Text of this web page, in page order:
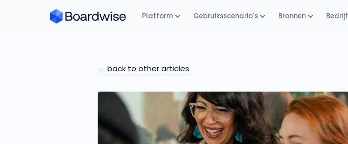
Platform Gebruiksscenario's Bronnen Bedrijf
← back to other articles